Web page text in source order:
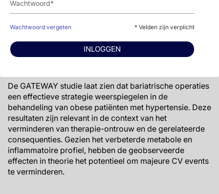
Wachtwoord vergeten * Velden zijn verplicht
INLOGGEN
baseline (20% vs 6 %, P=0.01), en
hypovitaminosis B12 nam toe (28% vs 9%,
P=0.01). 12% van de patiënten (6/49) moest
maar niemand in de controlegroep (P=0.03).
De GATEWAY studie laat zien dat bariatrische operaties
een effectieve strategie weerspiegelen in de
behandeling van obese patiënten met hypertensie. Deze
resultaten zijn relevant in de context van het
verminderen van therapie-ontrouw en de gerelateerde
consequenties. Gezien het verbeterde metabole en
inflammatoire profiel, hebben de geobserveerde
effecten in theorie het potentieel om majeure CV events
te verminderen.